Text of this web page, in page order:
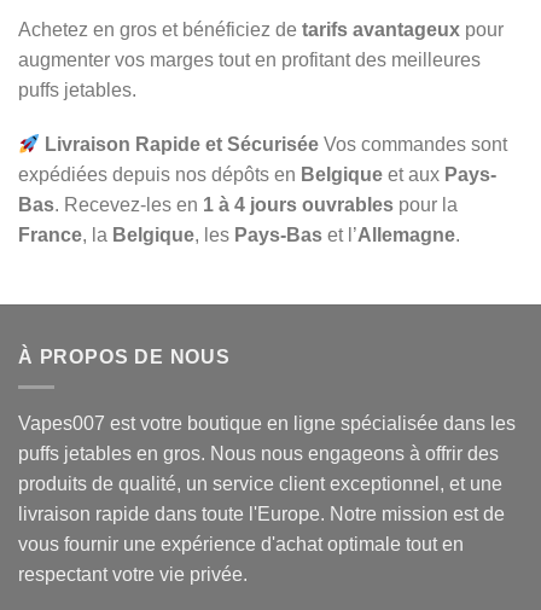
Achetez en gros et bénéficiez de tarifs avantageux pour
augmenter vos marges tout en profitant des meilleures
puffs jetables.
Livraison Rapide et Sécurisée Vos commandes sont
expédiées depuis nos dépôts en Belgique et aux Pays-
Bas. Recevez-les en 1 à 4 jours ouvrables pour la
France, la Belgique, les Pays-Bas et l’Allemagne.
À PROPOS DE NOUS
Vapes007 est votre boutique en ligne spécialisée dans les
puffs jetables en gros. Nous nous engageons à offrir des
produits de qualité, un service client exceptionnel, et une
livraison rapide dans toute l'Europe. Notre mission est de
vous fournir une expérience d'achat optimale tout en
respectant votre vie privée.